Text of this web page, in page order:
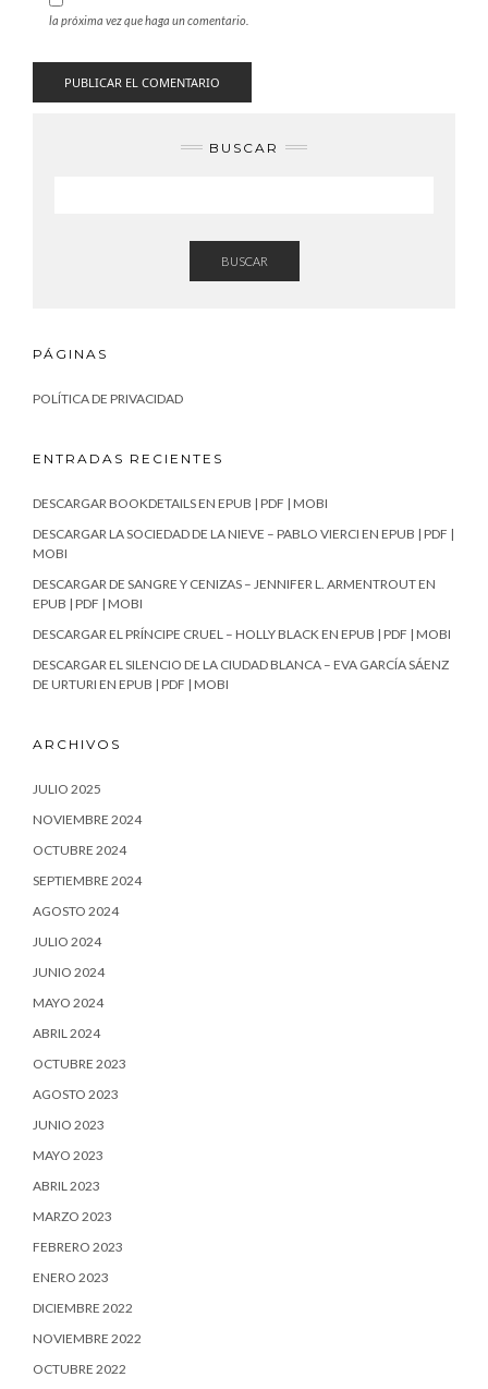
la próxima vez que haga un comentario.
BUSCAR
BUSCAR
PÁGINAS
POLÍTICA DE PRIVACIDAD
ENTRADAS RECIENTES
DESCARGAR BOOKDETAILS EN EPUB | PDF | MOBI
DESCARGAR LA SOCIEDAD DE LA NIEVE – PABLO VIERCI EN EPUB | PDF |
MOBI
DESCARGAR DE SANGRE Y CENIZAS – JENNIFER L. ARMENTROUT EN
EPUB | PDF | MOBI
DESCARGAR EL PRÍNCIPE CRUEL – HOLLY BLACK EN EPUB | PDF | MOBI
DESCARGAR EL SILENCIO DE LA CIUDAD BLANCA – EVA GARCÍA SÁENZ
DE URTURI EN EPUB | PDF | MOBI
ARCHIVOS
JULIO 2025
NOVIEMBRE 2024
OCTUBRE 2024
SEPTIEMBRE 2024
AGOSTO 2024
JULIO 2024
JUNIO 2024
MAYO 2024
ABRIL 2024
OCTUBRE 2023
AGOSTO 2023
JUNIO 2023
MAYO 2023
ABRIL 2023
MARZO 2023
FEBRERO 2023
ENERO 2023
DICIEMBRE 2022
NOVIEMBRE 2022
OCTUBRE 2022